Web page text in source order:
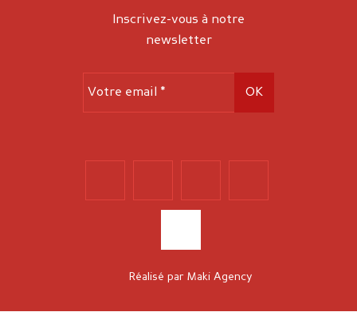
Inscrivez-vous à notre
newsletter
Réalisé par Maki Agency